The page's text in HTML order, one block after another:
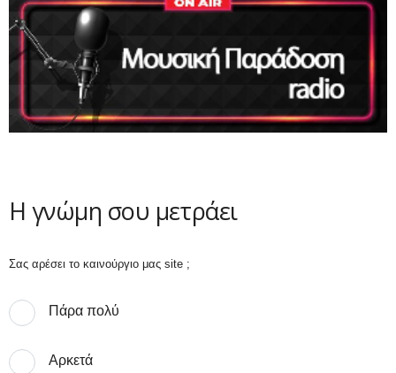
Η γνώμη σου μετράει
Σας αρέσει το καινούργιο μας site ;
Πάρα πολύ
Αρκετά